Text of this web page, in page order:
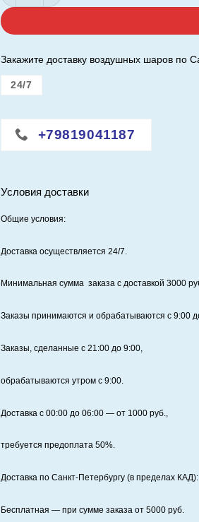
Закажите доставку воздушных шаров по
24/7
+79819041187
Условия доставки
Общие условия:
Доставка осуществляется 24/7
Минимальная сумма заказа с доставкой 3000
Заказы принимаются и обрабатываются с 9:00
Заказы, сделанные с 21:00 до 9:00,
обрабатываются утром с 9:00.
Доставка с 00:00 до 06:00 — от 1000руб.,
требуется предоплата 50%.
Доставка по Санкт‑Петербургу (в пределах КАД):
Бесплатная — при сумме заказа от 5000руб.